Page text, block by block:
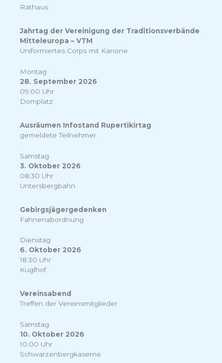
Rathaus
Jahrtag der Vereinigung der Traditionsverbände
Mitteleuropa – VTM
Uniformiertes Corps mit Kanone
Montag
28. September 2026
09:00 Uhr
Domplatz
Ausräumen Infostand Rupertikirtag
gemeldete Teilnehmer
Samstag
3. Oktober 2026
08:30 Uhr
Untersbergbahn
Gebirgsjägergedenken
Fahnenabordnung
Dienstag
6. Oktober 2026
18:30 Uhr
Kuglhof
Vereinsabend
Treffen der Vereinsmitglieder
Samstag
10. Oktober 2026
10:00 Uhr
Schwarzenbergkaserne